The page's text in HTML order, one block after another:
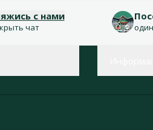
с нами
чат